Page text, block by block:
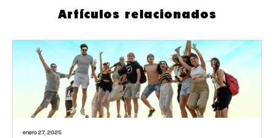
Artículos relacionados
enero 27, 2025